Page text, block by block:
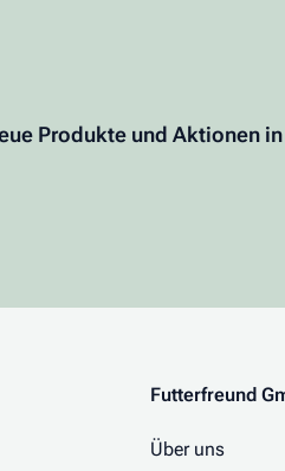
Produkte und Aktionen in
Futterfreund
Über uns